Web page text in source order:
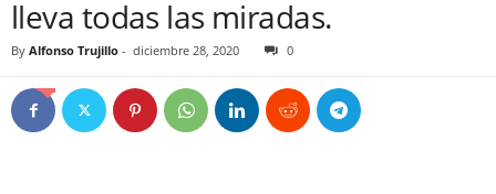
lleva todas las miradas.
By Alfonso Trujillo - diciembre 28, 2020 0